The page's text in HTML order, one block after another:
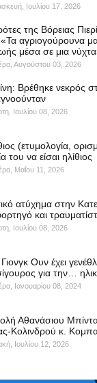
Ιουλίου 17, 2026
της Βόρειας
αγριογούρουνα
μέσα σε μια
Αυγούστου 03, 2026
Βρέθηκε νεκρός
Ιουλίου 08, 2026
(ετυμολογία,
του να είσαι ηλίθιος
Μαΐου 11, 2026
ατύχημα στην
και
Ιουλίου 08, 2026
Ουν έχει
για την…
Ιανουαρίου 08, 2024
Αθανάσιου
Κολινδρού κ.
Ιουλίου 12, 2026